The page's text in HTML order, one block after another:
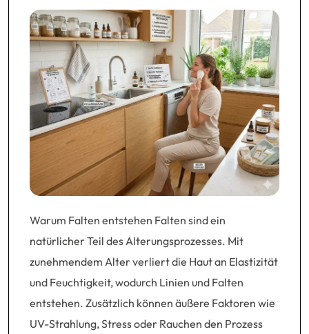
Warum Falten entstehen Falten sind ein
natürlicher Teil des Alterungsprozesses. Mit
zunehmendem Alter verliert die Haut an Elastizität
und Feuchtigkeit, wodurch Linien und Falten
entstehen. Zusätzlich können äußere Faktoren wie
UV-Strahlung, Stress oder Rauchen den Prozess